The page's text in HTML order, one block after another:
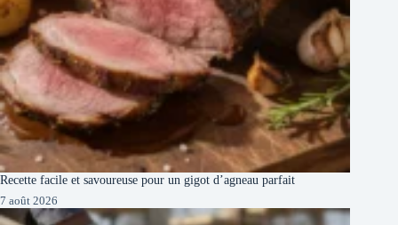
Recette facile et savoureuse pour un gigot d’agneau parfait
7 août 2026